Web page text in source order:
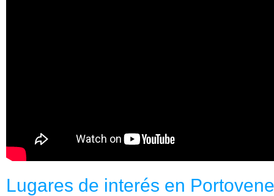
Lugares de interés en